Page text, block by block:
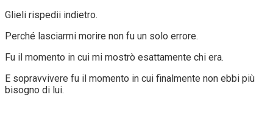
Glieli rispedii indietro.
Perché lasciarmi morire non fu un solo errore.
Fu il momento in cui mi mostrò esattamente chi era.
E sopravvivere fu il momento in cui finalmente non ebbi più
bisogno di lui.